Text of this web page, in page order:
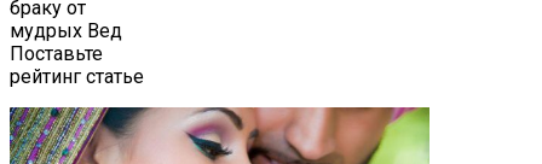
браку от
мудрых Вед
Поставьте
рейтинг статье